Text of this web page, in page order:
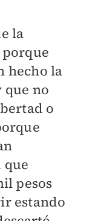
la
hecho la
que no
o
que
pesos
estando